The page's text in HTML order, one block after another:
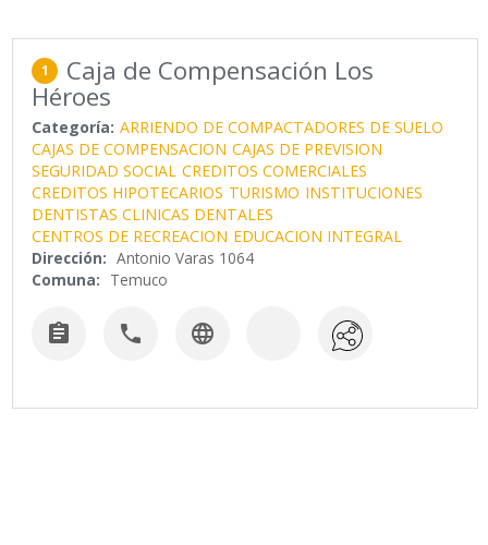
1 Caja de Compensación Los
Héroes
Categoría: ARRIENDO DE COMPACTADORES DE SUELO
CAJAS DE COMPENSACION CAJAS DE PREVISION
SEGURIDAD SOCIAL CREDITOS COMERCIALES
CREDITOS HIPOTECARIOS TURISMO INSTITUCIONES
DENTISTAS CLINICAS DENTALES
CENTROS DE RECREACION EDUCACION INTEGRAL
Dirección: Antonio Varas 1064
Comuna: Temuco
  